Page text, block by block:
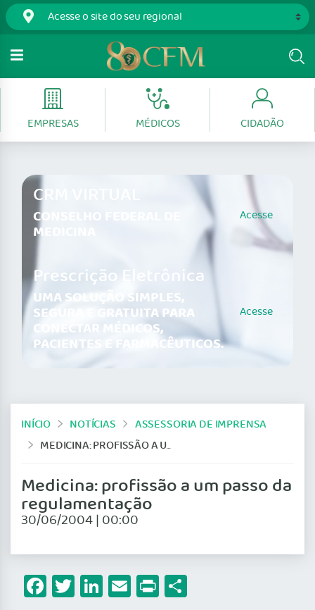
EMPRESAS MÉDICOS CIDADÃO
CRM VIRTUAL
CONSELHO FEDERAL DE
MEDICINA
Acesse
Prescrição Eletrônica
UMA SOLUÇÃO SIMPLES,
SEGURA E GRATUITA PARA
CONECTAR MÉDICOS,
PACIENTES E FARMACÊUTICOS.
Acesse
INÍCIO NOTÍCIAS
ASSESSORIA DE IMPRENSA
MEDICINA: PROFISSÃO A UM PASSO DA REGULAMENTAÇÃO
Medicina: profissão a um passo da
regulamentação
30/06/2004 | 00:00
Facebook
Twitter
LinkedIn
Email
Print